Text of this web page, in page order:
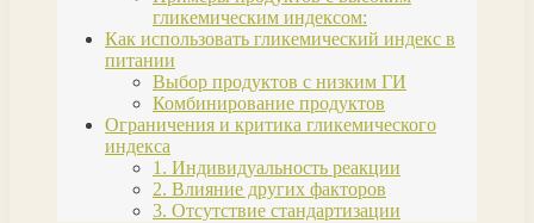
гликемическим индексом:
Как использовать гликемический индекс в
питании
Выбор продуктов с низким ГИ
Комбинирование продуктов
Ограничения и критика гликемического
индекса
1. Индивидуальность реакции
2. Влияние других факторов
3. Отсутствие стандартизации